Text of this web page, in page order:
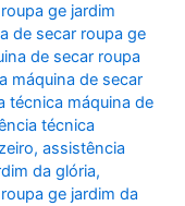
ge jardim
de secar roupa ge
de secar roupa
máquina de secar
técnica máquina de
técnica
,assistência
da glória,
ge jardim da